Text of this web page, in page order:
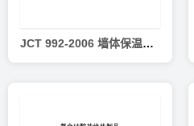
JCT 992-2006 墙体保温用膨胀聚苯乙烯板胶粘剂